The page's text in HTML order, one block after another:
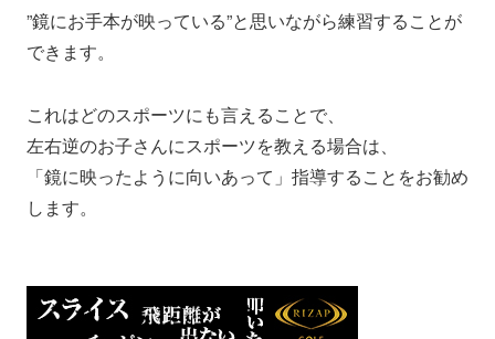
”鏡にお手本が映っている”と思いながら練習することが
できます。
これはどのスポーツにも言えることで、
左右逆のお子さんにスポーツを教える場合は、
「鏡に映ったように向いあって」指導することをお勧め
します。